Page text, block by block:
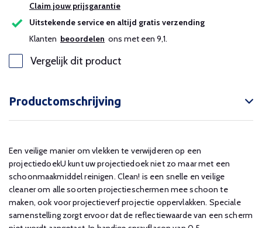
Claim jouw prijsgarantie
Uitstekende service en altijd gratis verzending
Klanten beoordelen ons met een 9,1.
Vergelijk dit product
Productomschrijving
Een veilige manier om vlekken te verwijderen op een
projectiedoekU kunt uw projectiedoek niet zo maar met een
schoonmaakmiddel reinigen. Clean! is een snelle en veilige
cleaner om alle soorten projectieschermen mee schoon te
maken, ook voor projectieverf projectie oppervlakken. Speciale
samenstelling zorgt ervoor dat de reflectiewaarde van een scherm